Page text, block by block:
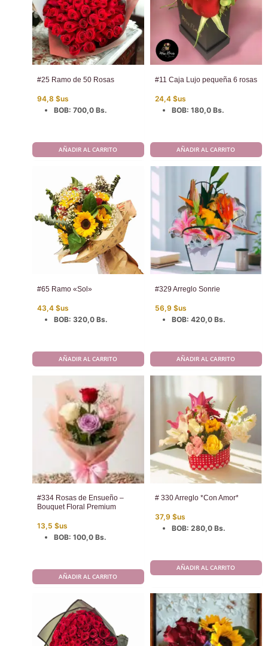
#25 Ramo de 50 Rosas
94,8 $us
BOB: 700,0 Bs.
AÑADIR AL CARRITO
#11 Caja Lujo pequeña 6 rosas
24,4 $us
BOB: 180,0 Bs.
AÑADIR AL CARRITO
#65 Ramo «Sol»
43,4 $us
BOB: 320,0 Bs.
AÑADIR AL CARRITO
#329 Arreglo Sonrie
56,9 $us
BOB: 420,0 Bs.
AÑADIR AL CARRITO
#334 Rosas de Ensueño –
Bouquet Floral Premium
13,5 $us
BOB: 100,0 Bs.
AÑADIR AL CARRITO
# 330 Arreglo *Con Amor*
37,9 $us
BOB: 280,0 Bs.
AÑADIR AL CARRITO